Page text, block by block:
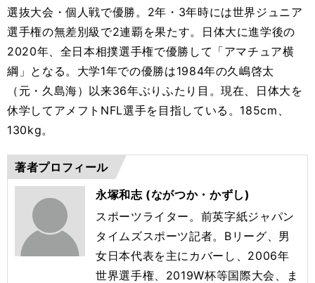
選抜大会・個人戦で優勝。2年・3年時には世界ジュニア
選手権の無差別級で2連覇を果たす。日体大に進学後の
2020年、全日本相撲選手権で優勝して「アマチュア横
綱」となる。大学1年での優勝は1984年の久嶋啓太
（元・久島海）以来36年ぶりふたり目。現在、日体大を
休学してアメフトNFL選手を目指している。185cm、
130kg。
著者プロフィール
永塚和志 (ながつか・かずし)
スポーツライター。前英字紙ジャパン
タイムズスポーツ記者。 Bリーグ、男
女日本代表を主にカバーし、2006年
世界選手権、 2019W杯等国際大会、ま